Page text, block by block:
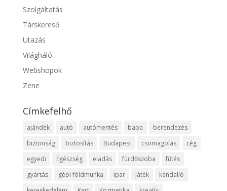
Szolgáltatás
Társkereső
Utazás
Világháló
Webshopok
Zene
Címkefelhő
ajándék autó autómentés baba
berendezés
biztonság
biztosítás Budapest csomagolás
cég
egyedi
Egészség eladás fürdőszoba
fűtés
gyártás
gépi földmunka ipar játék
kandalló